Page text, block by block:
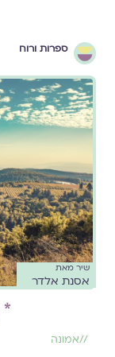
ספרות ורוח
שיר מאת
אסנת אלדר
//אמונה